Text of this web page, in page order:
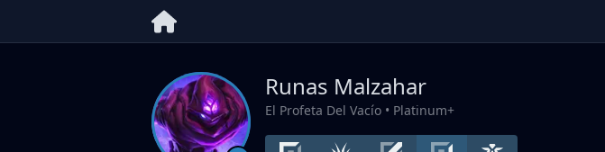
Runas Malzahar
El Profeta Del Vacío • Platinum+